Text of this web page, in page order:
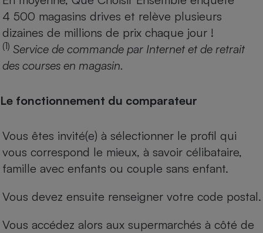
4 500 magasins drives et relève plusieurs
dizaines de millions de prix chaque jour !
(1) Service de commande par Internet et de retrait
des courses en magasin.
Le fonctionnement du comparateur
Vous êtes invité(e) à sélectionner le profil qui
vous correspond le mieux, à savoir célibataire,
famille avec enfants ou couple sans enfant.
Vous devez ensuite renseigner votre code postal.
Vous accédez alors aux supermarchés à côté de